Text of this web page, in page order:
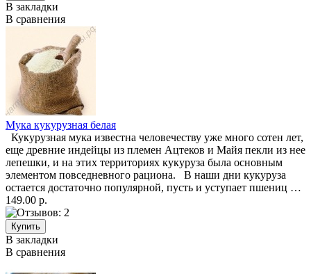
В закладки
В сравнения
Мука кукурузная белая
Кукурузная мука известна человечеству уже много сотен лет,
еще древние индейцы из племен Ацтеков и Майя пекли из нее
лепешки, и на этих территориях кукуруза была основным
элементом повседневного рациона. В наши дни кукуруза
остается достаточно популярной, пусть и уступает пшениц …
149.00 р.
В закладки
В сравнения